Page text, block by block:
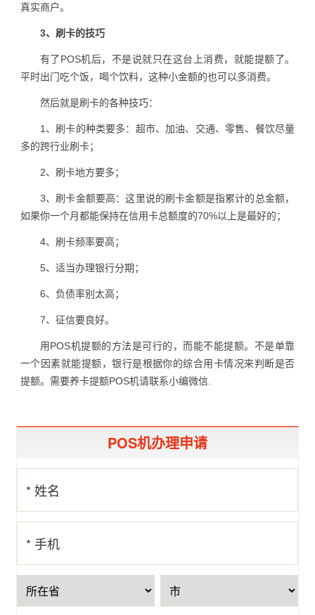
真实商户。
3、刷卡的技巧
有了POS机后，不是说就只在这台上消费，就能提额了。
平时出门吃个饭，喝个饮料，这种小金额的也可以多消费。
然后就是刷卡的各种技巧：
1、刷卡的种类要多：超市、加油、交通、零售、餐饮尽量
多的跨行业刷卡；
2、刷卡地方要多；
3、刷卡金额要高：这里说的刷卡金额是指累计的总金额，
如果你一个月都能保持在信用卡总额度的70%以上是最好的；
4、刷卡频率要高；
5、适当办理银行分期；
6、负债率别太高；
7、征信要良好。
用POS机提额的方法是可行的，而能不能提额。不是单靠
一个因素就能提额，银行是根据你的综合用卡情况来判断是否
提额。需要养卡提额POS机请联系小编微信.
POS机办理申请
* 姓名
* 手机
号